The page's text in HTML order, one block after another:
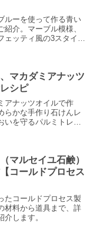
ルーを使って作る青い
紹介。マーブル模様、
ェッティ風の3スタイ
マカダミアナッツ
シピ
アナッツオイルで作
らかな手作り石けんレ
いを守るパルミトレイ
マルセイユ石鹸）
コールドプロセス
たコールドプロセス製
材料から道具まで、詳
介します。